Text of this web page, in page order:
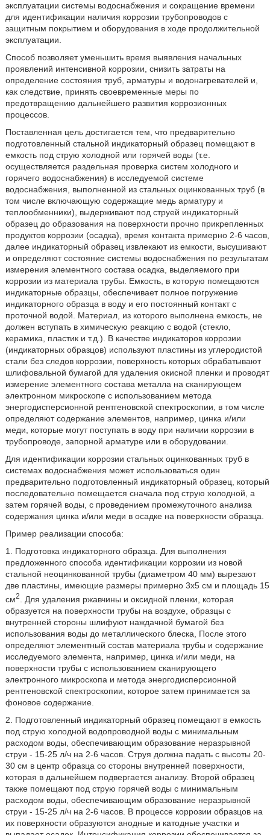
эксплуатации системы водоснабжения и сокращение времени
для идентификации наличия коррозии трубопроводов с
защитным покрытием и оборудования в ходе продолжительной
эксплуатации.
Способ позволяет уменьшить время выявления начальных
проявлений интенсивной коррозии, снизить затраты на
определение состояния труб, арматуры и водонагревателей и,
как следствие, принять своевременные меры по
предотвращению дальнейшего развития коррозионных
процессов.
Поставленная цель достигается тем, что предварительно
подготовленный стальной индикаторный образец помещают в
емкость под струю холодной или горячей воды (т.е.
осуществляется раздельная проверка систем холодного и
горячего водоснабжения) в исследуемой системе
водоснабжения, выполненной из стальных оцинкованных труб (в
том числе включающую содержащие медь арматуру и
теплообменники), выдерживают под струей индикаторный
образец до образования на поверхности прочно прикрепленных
продуктов коррозии (осадка), время контакта примерно 2-6 часов,
далее индикаторный образец извлекают из емкости, высушивают
и определяют состояние системы водоснабжения по результатам
измерения элементного состава осадка, выделяемого при
коррозии из материала трубы. Емкость, в которую помещаются
индикаторные образцы, обеспечивает полное погружение
индикаторного образца в воду и его постоянный контакт с
проточной водой. Материал, из которого выполнена емкость, не
должен вступать в химическую реакцию с водой (стекло,
керамика, пластик и т.д.). В качестве индикаторов коррозии
(индикаторных образцов) используют пластины из углеродистой
стали без следов коррозии, поверхность которых обрабатывают
шлифовальной бумагой для удаления окисной пленки и проводят
измерение элементного состава металла на сканирующем
электронном микроскопе с использованием метода
энергодисперсионной рентгеновской спектроскопии, в том числе
определяют содержание элементов, например, цинка и/или
меди, которые могут поступать в воду при наличии коррозии в
трубопроводе, запорной арматуре или в оборудовании.
Для идентификации коррозии стальных оцинкованных труб в
системах водоснабжения может использоваться один
предварительно подготовленный индикаторный образец, который
последовательно помещается сначала под струю холодной, а
затем горячей воды, с проведением промежуточного анализа
содержания цинка и/или меди в осадке на поверхности образца.
Пример реализации способа:
1. Подготовка индикаторного образца. Для выполнения
предложенного способа идентификации коррозии из новой
стальной неоцинкованной трубы (диаметром 40 мм) вырезают
две пластины, имеющие размеры примерно 3x5 см и площадь 15
см2
. Для удаления ржавчины и оксидной пленки, которая
образуется на поверхности трубы на воздухе, образцы с
внутренней стороны шлифуют наждачной бумагой без
использования воды до металлического блеска, После этого
определяют элементный состав материала трубы и содержание
исследуемого элемента, например, цинка и/или меди, на
поверхности трубы с использованием сканирующего
электронного микроскопа и метода энергодисперсионной
рентгеновской спектроскопии, которое затем принимается за
фоновое содержание.
2. Подготовленный индикаторный образец помещают в емкость
под струю холодной водопроводной воды с минимальным
расходом воды, обеспечивающим образование неразрывной
струи - 15-25 л/ч на 2-6 часов. Струя должна падать с высоты 20-
30 см в центр образца со стороны внутренней поверхности,
которая в дальнейшем подвергается анализу. Второй образец
также помещают под струю горячей воды с минимальным
расходом воды, обеспечивающим образование неразрывной
струи - 15-25 л/ч на 2-6 часов. В процессе коррозии образцов на
их поверхности образуются анодные и катодные участки и